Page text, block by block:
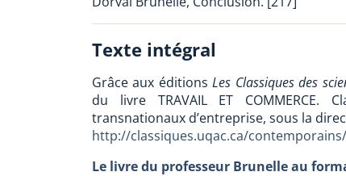
Texte intégral
Grâce aux éditionsLes Classiques des
du livre TRAVAIL ET COMMERCE.
transnationaux d’entreprise, sous la
http://classiques.uqac.ca/
Le livre du professeur Brunelle au